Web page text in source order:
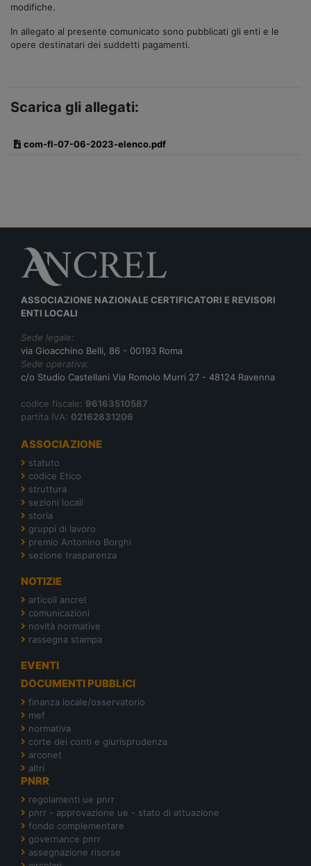
modifiche.
In allegato al presente comunicato sono pubblicati gli enti e le
opere destinatari dei suddetti pagamenti.
Scarica gli allegati:
com-fl-07-06-2023-elenco.pdf
ASSOCIAZIONE NAZIONALE CERTIFICATORI E REVISORI
ENTI LOCALI
Sede legale:
via Gioacchino Belli, 86 - 00193 Roma
Sede operativa:
c/o Studio Castellani Via Romolo Murri 27 - 48124 Ravenna
codice fiscale: 96163510587
partita IVA: 02162831206
ASSOCIAZIONE
statuto
codice Etico
struttura
sezioni locali
storia
gruppi di lavoro
premio Antonino Borghi
sezione trasparenza
NOTIZIE
articoli ancrel
comunicazioni
novità normative
rassegna stampa
EVENTI
DOCUMENTI PUBBLICI
finanza locale/osservatorio
mef
normativa
corte dei conti e giurisprudenza
arconet
altri
PNRR
regolamenti ue pnrr
pnrr - approvazione ue - stato di attuazione
fondo complementare
governance pnrr
assegnazione risorse